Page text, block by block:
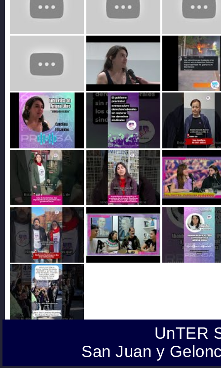
UnTER
San Juan y